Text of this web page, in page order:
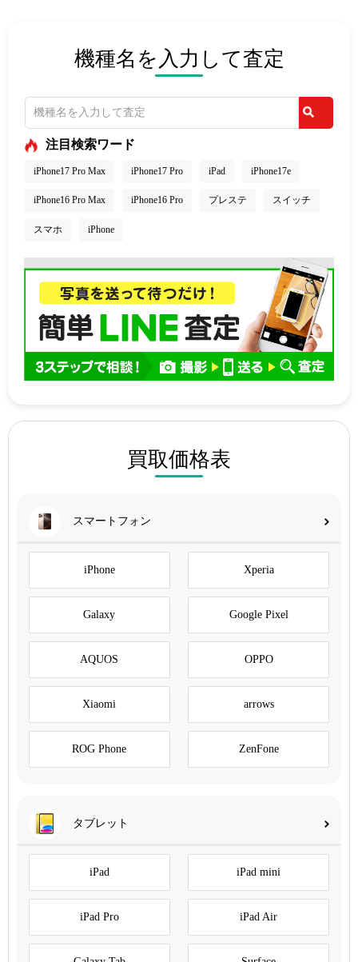
機種名を入力して査定
注目検索ワード
iPhone17 Pro Max iPhone17 Pro iPad iPhone17e
iPhone16 Pro Max iPhone16 Pro プレステ スイッチ
スマホ iPhone
買取価格表
スマートフォン
iPhone Xperia
Galaxy Google Pixel
AQUOS OPPO
Xiaomi arrows
ROG Phone ZenFone
タブレット
iPad iPad mini
iPad Pro iPad Air